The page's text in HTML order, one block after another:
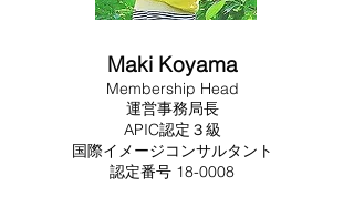
Maki Koyama
Membership Head
運営事務局長
APIC認定３級
国際イメージコンサルタント
​​認定番号 18-0008